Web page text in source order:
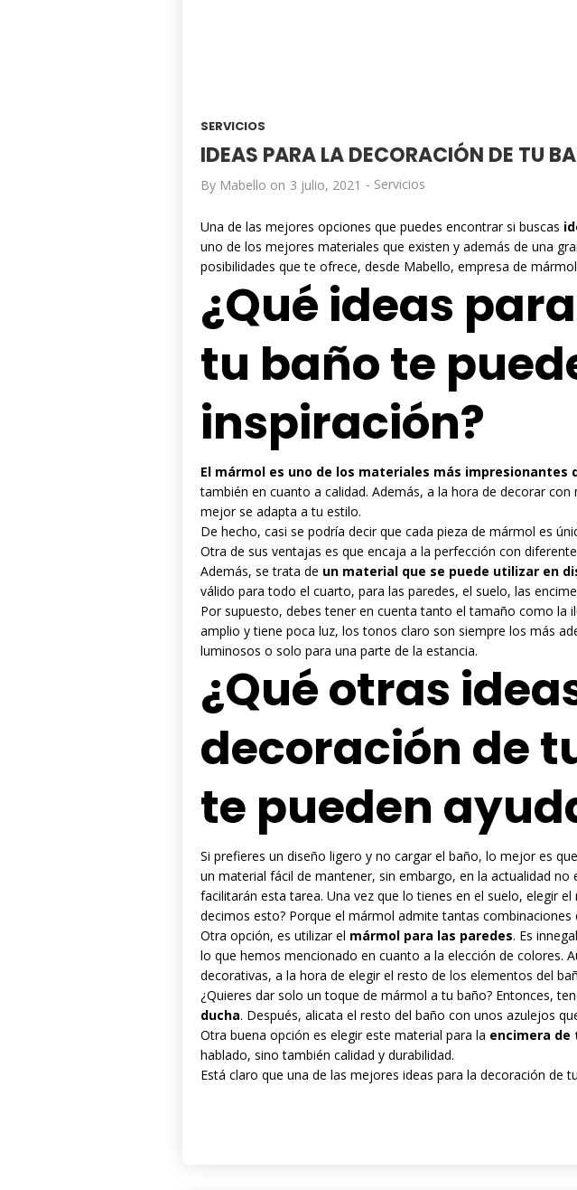
SERVICIOS
IDEAS PARA LA DECORACIÓN DE TU
By Mabello on 3 julio, 2021 - Servicios
Una de las mejores opciones que puedes encontrar si buscas
uno de los mejores materiales que existen y además de una
posibilidades que te ofrece, desde Mabello, empresa de mármol
¿Qué ideas
tu baño te
inspiración?
El mármol es uno de los materiales más
también en cuanto a calidad. Además, a la hora de decorar
mejor se adapta a tu estilo.
De hecho, casi se podría decir que cada pieza de mármol es
Otra de sus ventajas es que encaja a la perfección con
Además, se trata de un material que se puede utilizar en
válido para todo el cuarto, para las paredes, el suelo, las
Por supuesto, debes tener en cuenta tanto el tamaño como la
amplio y tiene poca luz, los tonos claro son siempre los más
luminosos o solo para una parte de la estancia.
¿Qué otras
decoración de
te pueden
Si prefieres un diseño ligero y no cargar el baño, lo mejor es
un material fácil de mantener, sin embargo, en la actualidad
facilitarán esta tarea. Una vez que lo tienes en el suelo, elegir
decimos esto? Porque el mármol admite tantas combinaciones
Otra opción, es utilizar el mármol para las paredes. Es
lo que hemos mencionado en cuanto a la elección de colores.
decorativas, a la hora de elegir el resto de los elementos del
¿Quieres dar solo un toque de mármol a tu baño? Entonces,
ducha. Después, alicata el resto del baño con unos azulejos
Otra buena opción es elegir este material para la encimera de
hablado, sino también calidad y durabilidad.
Está claro que una de las mejores ideas para la decoración de tu